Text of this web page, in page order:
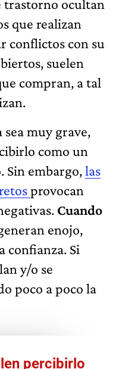
trastorno ocultan
que realizan
conflictos con su
suelen
compran, a tal
muy grave,
como un
Sin embargo,las
provocan
Cuando
enojo,
confianza. Si
y/o se
poco a poco la
percibirlo